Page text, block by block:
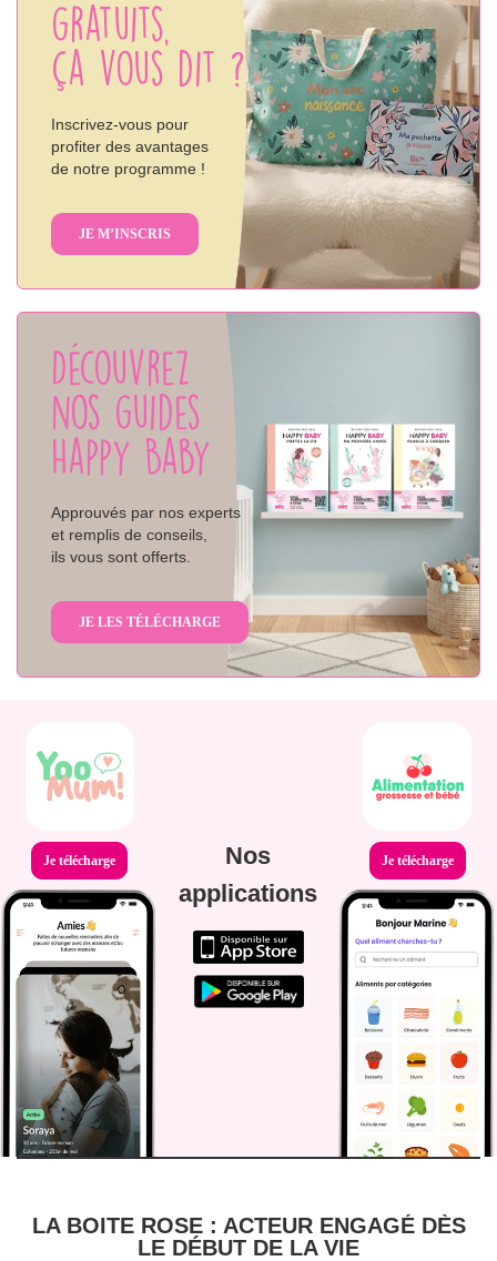
gratuits,
ça vous dit ?
Inscrivez-vous pour
profiter des avantages
de notre programme !
JE M’INSCRIS
Découvrez
nos guides
Happy Baby
Approuvés par nos experts
et remplis de conseils,
ils vous sont offerts.
JE LES TÉLÉCHARGE
Je télécharge
Nos
applications
Je télécharge
LA BOITE ROSE : ACTEUR ENGAGÉ DÈS
LE DÉBUT DE LA VIE